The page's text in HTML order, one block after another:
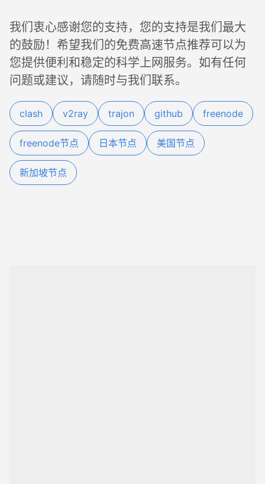
我们衷心感谢您的支持，您的支持是我们最大
的鼓励！希望我们的免费高速节点推荐可以为
您提供便利和稳定的科学上网服务。如有任何
问题或建议，请随时与我们联系。
clash v2ray trajon github freenode
freenode节点 日本节点 美国节点
新加坡节点